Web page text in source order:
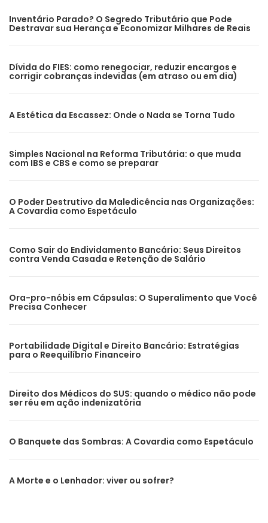
Inventário Parado? O Segredo Tributário que Pode
Destravar sua Herança e Economizar Milhares de Reais
Dívida do FIES: como renegociar, reduzir encargos e
corrigir cobranças indevidas (em atraso ou em dia)
A Estética da Escassez: Onde o Nada se Torna Tudo
Simples Nacional na Reforma Tributária: o que muda
com IBS e CBS e como se preparar
O Poder Destrutivo da Maledicência nas Organizações:
A Covardia como Espetáculo
Como Sair do Endividamento Bancário: Seus Direitos
contra Venda Casada e Retenção de Salário
Ora-pro-nóbis em Cápsulas: O Superalimento que Você
Precisa Conhecer
Portabilidade Digital e Direito Bancário: Estratégias
para o Reequilíbrio Financeiro
Direito dos Médicos do SUS: quando o médico não pode
ser réu em ação indenizatória
O Banquete das Sombras: A Covardia como Espetáculo
A Morte e o Lenhador: viver ou sofrer?